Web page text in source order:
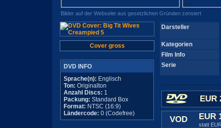
Bilder auf der Webseite aus gesetzlichen Gründen zensiert
Cover gross
DVD INFO
Sprache(n): Englisch
Ton: Originalton
Anzahl Discs: 1
Packung: Standard Box
Format: NTSC (16:9)
Ländercode: 0 (Codefree)
Darsteller
Kategorien
Film Info
Serie
EUR
VOD EUR
statt